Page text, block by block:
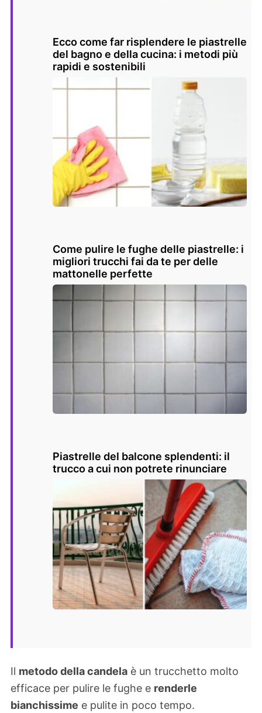
Ecco come far risplendere le piastrelle
del bagno e della cucina: i metodi più
rapidi e sostenibili
Come pulire le fughe delle piastrelle: i
migliori trucchi fai da te per delle
mattonelle perfette
Piastrelle del balcone splendenti: il
trucco a cui non potrete rinunciare
Il metodo della candela è un trucchetto molto
efficace per pulire le fughe e renderle
bianchissime e pulite in poco tempo.